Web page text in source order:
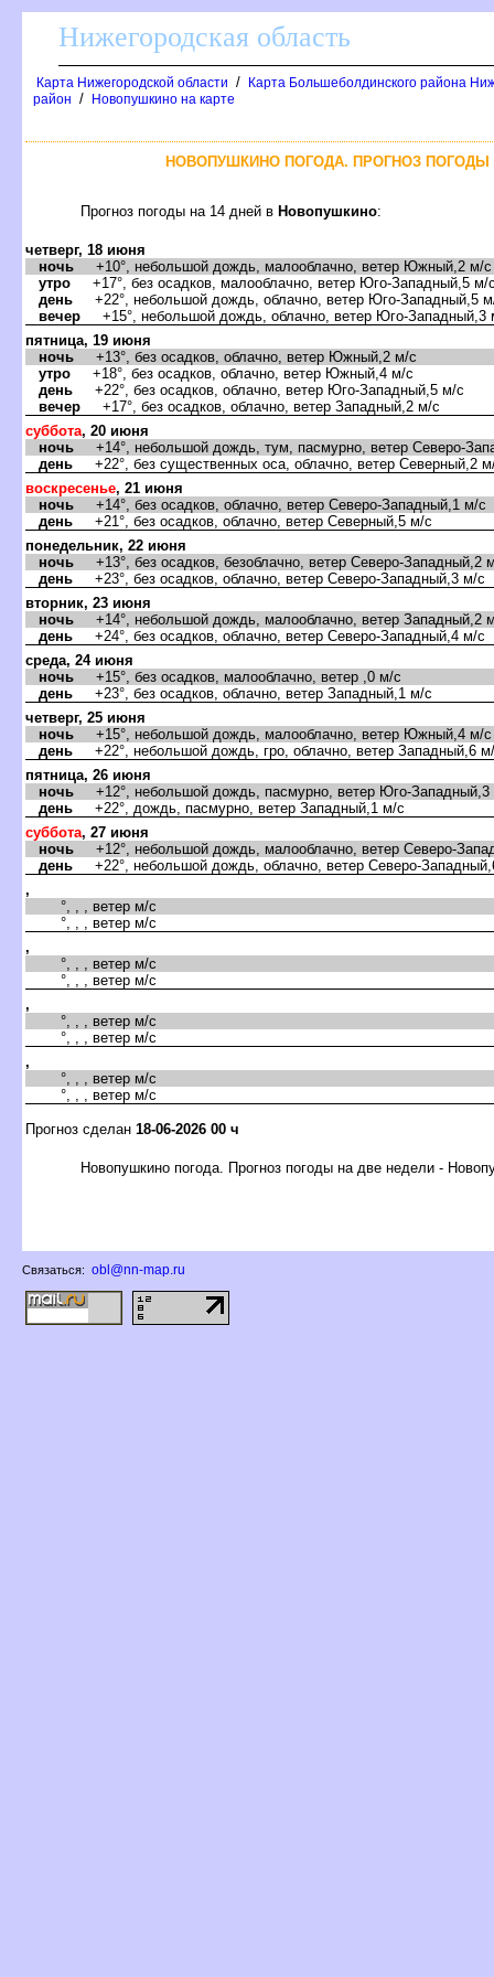
Нижегородская область
Карта Нижегородской области /
Карта Большеболдинского района
район / Новопушкино на карте
НОВОПУШКИНО ПОГОДА. ПРОГНОЗ
Прогноз погоды на 14 дней Новопушкино:
четверг, 18 июня
ночь +10°, небольшой дождь, малооблачно, ветер Южный,2 м/с
утро +17°, без осадков, малооблачно, ветер Юго-Западный,5 м/
день +22°, небольшой дождь, облачно, ветер Юго-Западный,5
ечер +15°, небольшой дождь, облачно, ветер Юго-Западный,3
пятница, 19 июня
ночь +13°, без осадков, облачно, ветер Южный,2 м/с
утро +18°, без осадков, облачно, ветер Южный,4 м/с
день +22°, без осадков, облачно, ветер Юго-Западный,5 м/с
ечер +17°, без осадков, облачно, ветер Западный,2 м/с
суббота, 20 июня
ночь +14°, небольшой дождь, тум, пасмурно, ветер Северо-
день +22°, без существенных оса, облачно, ветер Северный,2
оскресенье, 21 июня
ночь +14°, без осадков, облачно, ветер Северо-Западный,1 м/с
день +21°, без осадков, облачно, ветер Северный,5 м/с
понедельник, 22 июня
ночь +13°, без осадков, безоблачно, ветер Северо-Западный,2
день +23°, без осадков, облачно, ветер Северо-Западный,3 м/с
торник, 23 июня
ночь +14°, небольшой дождь, малооблачно, ветер Западный,2
день +24°, без осадков, облачно, ветер Северо-Западный,4 м/с
среда, 24 июня
ночь +15°, без осадков, малооблачно, ветер ,0 м/с
день +23°, без осадков, облачно, ветер Западный,1 м/с
четверг, 25 июня
ночь +15°, небольшой дождь, малооблачно, ветер Южный,4 м/с
день +22°, небольшой дождь, гро, облачно, ветер Западный,6
пятница, 26 июня
ночь +12°, небольшой дождь, пасмурно, ветер Юго-Западный,3
день +22°, дождь, пасмурно, ветер Западный,1 м/с
суббота, 27 июня
ночь +12°, небольшой дождь, малооблачно, ветер Северо-
день +22°, небольшой дождь, облачно, ветер Северо-
,
°, , , ветер м/с
°, , , ветер м/с
,
°, , , ветер м/с
°, , , ветер м/с
,
°, , , ветер м/с
°, , , ветер м/с
,
°, , , ветер м/с
°, , , ветер м/с
Прогноз сделан 18-06-2026 00 ч
Новопушкино погода. Прогноз погоды на две недели -
Связаться: obl@nn-map.ru